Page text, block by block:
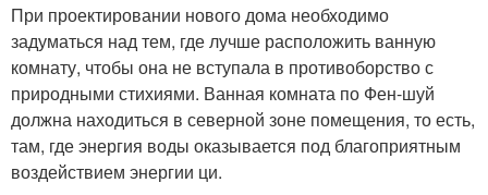
При проектировании нового дома необходимо
задуматься над тем, где лучше расположить ванную
комнату, чтобы она не вступала в противоборство с
природными стихиями. Ванная комната по Фен-шуй
должна находиться в северной зоне помещения, то есть,
там, где энергия воды оказывается под благоприятным
воздействием энергии ци.